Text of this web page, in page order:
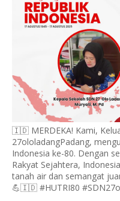
🇮🇩 MERDEKA! Kami,
27ololadangPadang,
Indonesia ke-80. Dengan
Rakyat Sejahtera,
tanah air dan semangat
💪🇮🇩 #HUTRI80